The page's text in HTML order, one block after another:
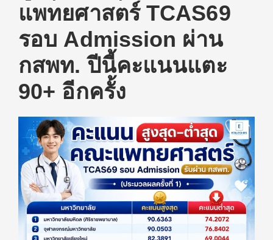
แพทยศาสตร์ TCAS69
รอบ Admission ผ่าน
กสพท. ปีนี้คะแนนแตะ
90+ อีกครั้ง